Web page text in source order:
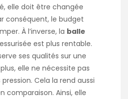
elle doit être changée
conséquent, le budget
À l’inverse, la balle
est plus rentable.
ses qualités sur une
elle ne nécessite pas
Cela la rend aussi
comparaison. Ainsi, elle